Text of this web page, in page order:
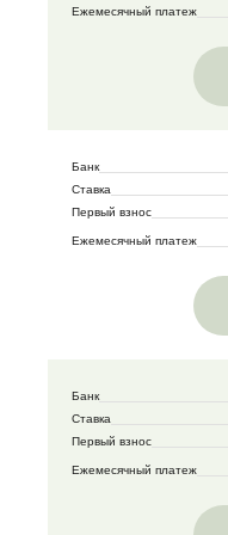
Ежемесячный платеж
Банк
Ставка
Первый взнос
Ежемесячный платеж
Банк
Ставка
Первый взнос
Ежемесячный платеж